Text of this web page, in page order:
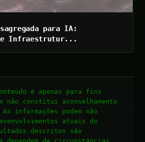
para IA:
Infraestrutur...
é apenas para fins
não constitui aconselhamento
informações podem não
atuais do
descritos são